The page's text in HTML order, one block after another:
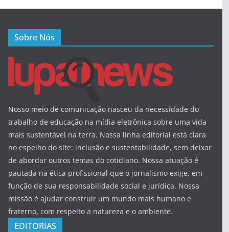
Sobre Nós
Nosso meio de comunicação nasceu da necessidade do
trabalho de educação na mídia eletrônica sobre uma vida
mais sustentável na terra. Nossa linha editorial está clara
no espelho do site: inclusão e sustentabilidade, sem deixar
de abordar outros temas do cotidiano. Nossa atuação é
pautada na ética profissional que o jornalismo exige, em
função de sua responsabilidade social e jurídica. Nossa
missão é ajudar construir um mundo mais humano e
fraterno, com respeito a natureza e o ambiente.
EDITORIAS